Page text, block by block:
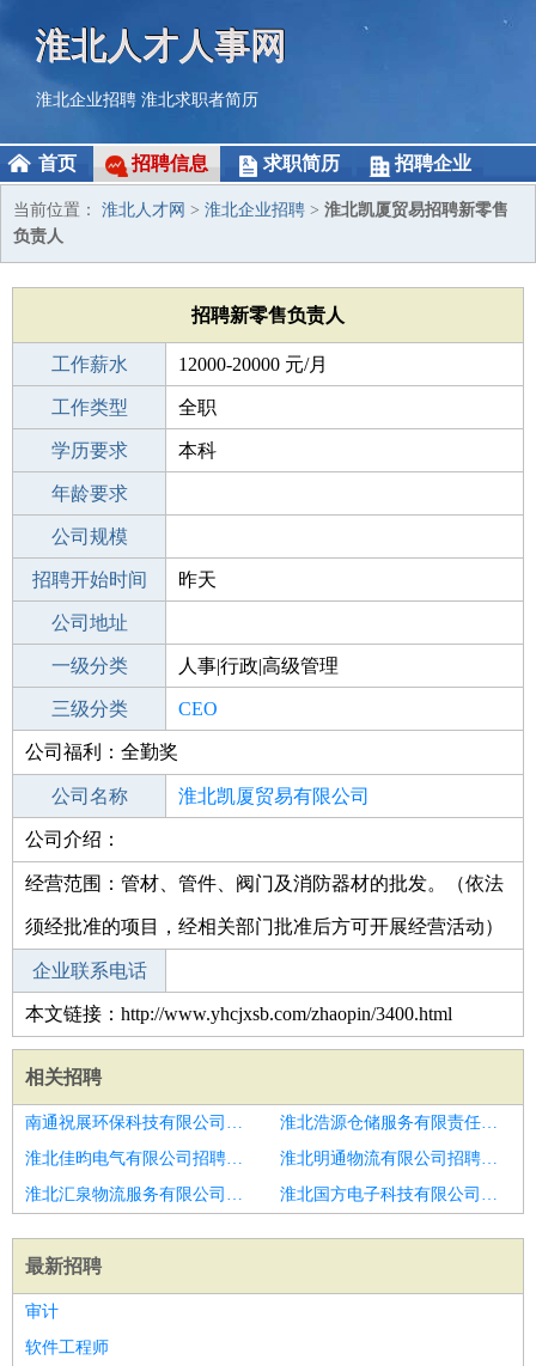
淮北人才人事网
淮北企业招聘 淮北求职者简历
首页 招聘信息 求职简历 招聘企业
当前位置： 淮北人才网 > 淮北企业招聘 > 淮北凯厦贸易招聘新零售
负责人
招聘新零售负责人
工作薪水 12000-20000 元/月
招聘人数 1人
工作类型 全职
性别要求 -
学历要求 本科
工作经验
年龄要求
工作地点
公司规模
公司电话
招聘开始时间 昨天
招聘结束时间
公司地址
一级分类 人事|行政|高级管理
二级分类 高级管理
三级分类 CEO
其他行业
公司福利：全勤奖
公司名称 淮北凯厦贸易有限公司
公司类型
公司介绍：
经营范围：管材、管件、阀门及消防器材的批发。（依法
须经批准的项目，经相关部门批准后方可开展经营活动）
企业联系电话
本文链接：http://www.yhcjxsb.com/zhaopin/3400.html
相关招聘
南通祝展环保科技有限公司招聘培训行业区域经理
淮北浩源仓储服务有限责任公司招聘储备CEO
淮北佳昀电气有限公司招聘德州市招聘高级管理人员男1人
淮北明通物流有限公司招聘首席执行官CEO总裁总经理
淮北汇泉物流服务有限公司招聘钢结构彩钢活动房销售员
淮北国方电子科技有限公司招聘生产主管
最新招聘
审计
软件工程师